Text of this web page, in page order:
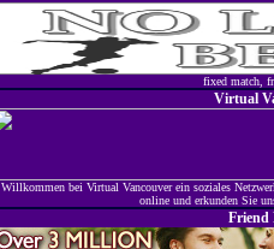
fixed match,
Virtual
Willkommen bei Virtual Vancouver ein soziales
online und erkunden Sie
Friend